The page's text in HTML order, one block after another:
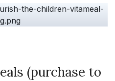
(purchase to